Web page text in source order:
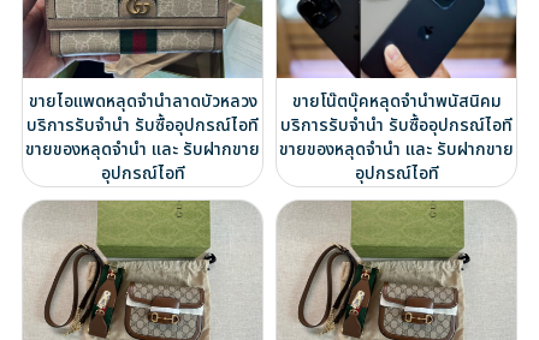
ขายไอแพดหลุดจำนำลาดบัวหลวง
บริการรับจำนำ รับซื้ออุปกรณ์ไอที
ขายของหลุดจำนำ และ รับฝากขาย
อุปกรณ์ไอที
ขายโน๊ตบุ๊คหลุดจำนำพนัสนิคม
บริการรับจำนำ รับซื้ออุปกรณ์ไอที
ขายของหลุดจำนำ และ รับฝากขาย
อุปกรณ์ไอที